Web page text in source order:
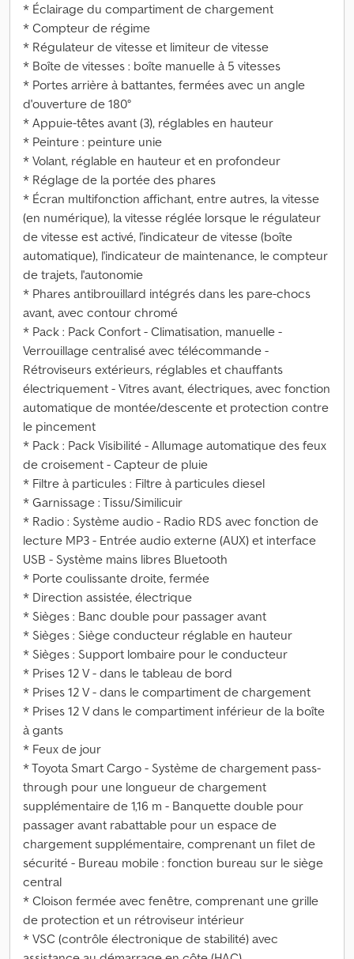
* Éclairage du compartiment de chargement
* Compteur de régime
* Régulateur de vitesse et limiteur de vitesse
* Boîte de vitesses : boîte manuelle à 5 vitesses
* Portes arrière à battantes, fermées avec un angle
d'ouverture de 180°
* Appuie-têtes avant (3), réglables en hauteur
* Peinture : peinture unie
* Volant, réglable en hauteur et en profondeur
* Réglage de la portée des phares
* Écran multifonction affichant, entre autres, la vitesse
(en numérique), la vitesse réglée lorsque le régulateur
de vitesse est activé, l'indicateur de vitesse (boîte
automatique), l'indicateur de maintenance, le compteur
de trajets, l'autonomie
* Phares antibrouillard intégrés dans les pare-chocs
avant, avec contour chromé
* Pack : Pack Confort - Climatisation, manuelle -
Verrouillage centralisé avec télécommande -
Rétroviseurs extérieurs, réglables et chauffants
électriquement - Vitres avant, électriques, avec fonction
automatique de montée/descente et protection contre
le pincement
* Pack : Pack Visibilité - Allumage automatique des feux
de croisement - Capteur de pluie
* Filtre à particules : Filtre à particules diesel
* Garnissage : Tissu/Similicuir
* Radio : Système audio - Radio RDS avec fonction de
lecture MP3 - Entrée audio externe (AUX) et interface
USB - Système mains libres Bluetooth
* Porte coulissante droite, fermée
* Direction assistée, électrique
* Sièges : Banc double pour passager avant
* Sièges : Siège conducteur réglable en hauteur
* Sièges : Support lombaire pour le conducteur
* Prises 12 V - dans le tableau de bord
* Prises 12 V - dans le compartiment de chargement
* Prises 12 V dans le compartiment inférieur de la boîte
à gants
* Feux de jour
* Toyota Smart Cargo - Système de chargement pass-
through pour une longueur de chargement
supplémentaire de 1,16 m - Banquette double pour
passager avant rabattable pour un espace de
chargement supplémentaire, comprenant un filet de
sécurité - Bureau mobile : fonction bureau sur le siège
central
* Cloison fermée avec fenêtre, comprenant une grille
de protection et un rétroviseur intérieur
* VSC (contrôle électronique de stabilité) avec